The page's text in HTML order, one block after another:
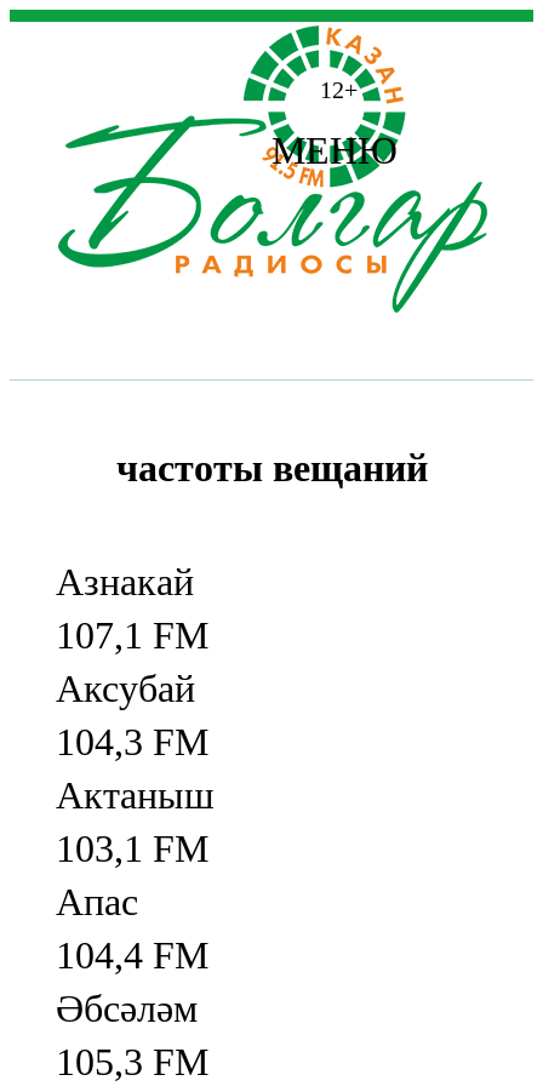
12+
МЕНЮ
частоты вещаний
Азнакай
107,1 FM
Аксубай
104,3 FM
Актаныш
103,1 FM
Апас
104,4 FM
Әбсәләм
105,3 FM